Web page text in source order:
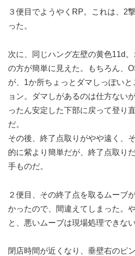
３便目でようやくRP。これは、2
った。
次に、同じハング左壁の黄色11d
の方が簡単に見えた。もちろん、
が、1か所ちょっとダマしっぽい
ョン。ダマしがあるのは仕方ない
ったん安定した下部に戻って登り
だ。
その後、終了点取りがやや遠く、
的に紫より簡単だが、終了点取り
手ものだ。
２便目、その終了点を取るムーブ
かったので、間違えてしまった。
と、悪いムーブは現場処理できない
閉店時間が近くなり、垂壁右のピ